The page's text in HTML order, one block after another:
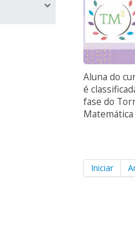
Aluna do
é
fase do
Matemática
Iniciar